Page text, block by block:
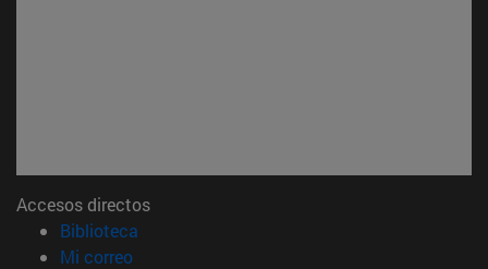
Accesos directos
Biblioteca
Mi correo(abre en nueva ventana)